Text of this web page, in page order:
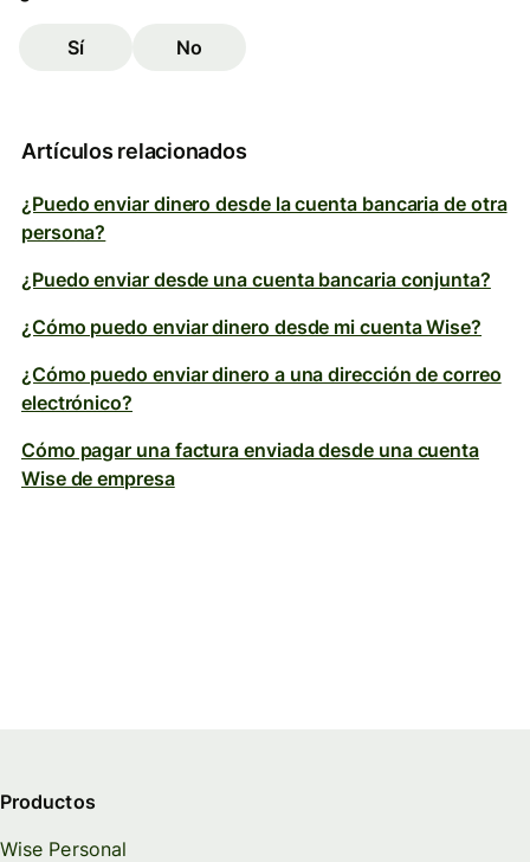
Sí No
Artículos relacionados
¿Puedo enviar dinero desde la cuenta bancaria de otra
persona?
¿Puedo enviar desde una cuenta bancaria conjunta?
¿Cómo puedo enviar dinero desde mi cuenta Wise?
¿Cómo puedo enviar dinero a una dirección de correo
electrónico?
Cómo pagar una factura enviada desde una cuenta
Wise de empresa
Productos
Wise Personal